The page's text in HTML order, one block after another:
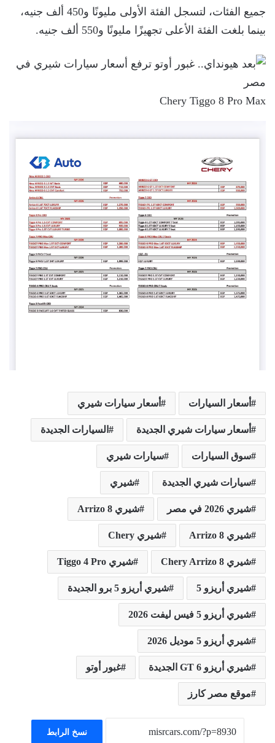
جميع الفئات، لتسجل الفئة الأولى مليونًا و450 ألف جنيه،
بينما بلغت الفئة الأعلى تجهيزًا مليونًا و550 ألف جنيه.
Chery Tiggo 8 Pro Max
أسعار السيارات أسعار سيارات شيري
أسعار سيارات شيري الجديدة السيارات الجديدة
سوق السيارات سيارات شيري
سيارات شيري الجديدة شيري
شيري 2026 في مصر شيري 8 Arrizo
شيري Arrizo 8 شيري Chery
شيري Chery Arrizo 8 شيري Tiggo 4 Pro
شيري أريزو 5 شيري أريزو 5 برو الجديدة
شيري أريزو 5 فيس ليفت 2026
شيري أريزو 5 موديل 2026
شيري أريزو 6 GT الجديدة غبور أوتو
موقع مصر كارز
نسخ الرابط